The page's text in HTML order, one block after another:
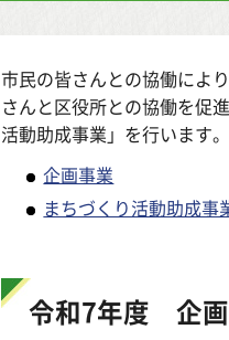
市民の皆さんとの協働によ
さんと区役所との協働を促
活動助成事業」を行います。
企画事業
まちづくり活動助成事
令和7年度 企